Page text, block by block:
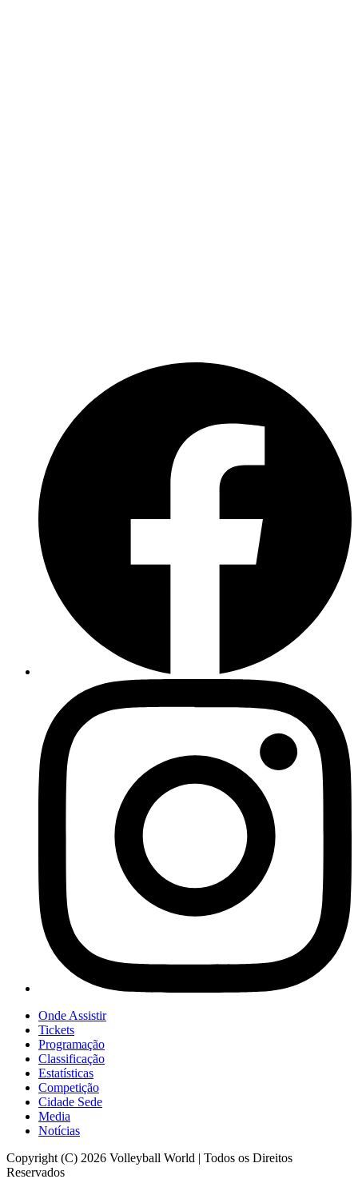
Onde Assistir
Tickets
Programação
Classificação
Estatísticas
Competição
Cidade Sede
Media
Notícias
Copyright (C) 2026 Volleyball World | Todos os Direitos
Reservados